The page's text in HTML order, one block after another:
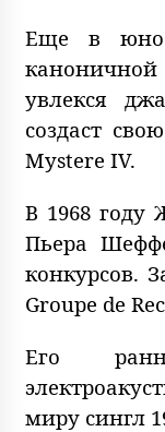
Еще в
увлекся
создаст
Mystere IV.
В 1968
Пьера
конкурсов.
Groupe de
Его
миру сингл